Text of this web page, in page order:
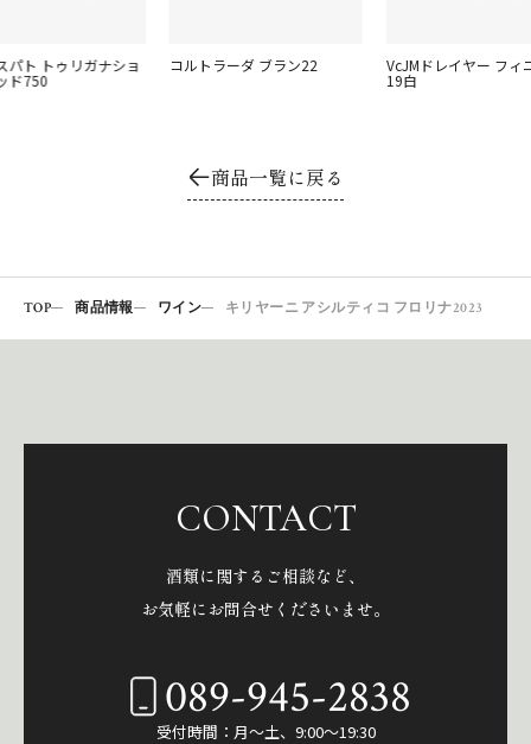
パト トゥリガナショ
ド750
コルトラーダ ブラン22 VcJMドレイヤー フィ
19白
商品一覧に戻る
TOP 商品情報 ワイン キリヤーニ アシルティコ フロリナ2023
CONTACT
酒類に関するご相談など、
お気軽にお問合せくださいませ。
089-945-2838
受付時間：月～土、9:00～19:30